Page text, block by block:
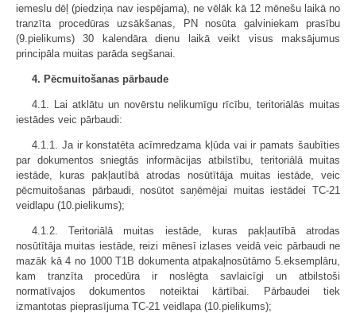
iemeslu dēļ (piedziņa nav iespējama), ne vēlāk kā 12 mēnešu laikā no
tranzīta procedūras uzsākšanas, PN nosūta galviniekam prasību
(9.pielikums) 30 kalendāra dienu laikā veikt visus maksājumus
principāla muitas parāda segšanai.
4. Pēcmuitošanas pārbaude
4.1. Lai atklātu un novērstu nelikumīgu rīcību, teritoriālās muitas
iestādes veic pārbaudi:
4.1.1. Ja ir konstatēta acīmredzama kļūda vai ir pamats šaubīties
par dokumentos sniegtās informācijas atbilstību, teritoriālā muitas
iestāde, kuras pakļautībā atrodas nosūtītāja muitas iestāde, veic
pēcmuitošanas pārbaudi, nosūtot saņēmējai muitas iestādei TC-21
veidlapu (10.pielikums);
4.1.2. Teritoriālā muitas iestāde, kuras pakļautībā atrodas
nosūtītāja muitas iestāde, reizi mēnesī izlases veidā veic pārbaudi ne
mazāk kā 4 no 1000 T1B dokumenta atpakaļnosūtāmo 5.eksemplāru,
kam tranzīta procedūra ir noslēgta savlaicīgi un atbilstoši
normatīvajos dokumentos noteiktai kārtībai. Pārbaudei tiek
izmantotas pieprasījuma TC-21 veidlapa (10.pielikums);